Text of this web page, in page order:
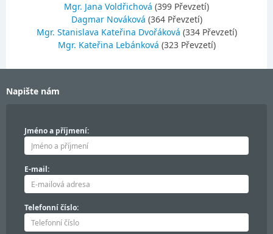
Mgr. Jana Voldřichová (399 Převzetí)
Dagmar Nováková (364 Převzetí)
Mgr. Stanislava Kateřina Dvořáková (334 Převzetí)
Mgr. Kateřina Lebánková (323 Převzetí)
Napište nám
Jméno a příjmení:
E-mail:
Telefonní číslo: